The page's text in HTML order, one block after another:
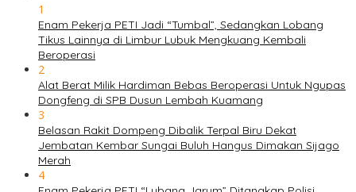
1
Enam Pekerja PETI Jadi “Tumbal”, Sedangkan Lobang
Tikus Lainnya di Limbur Lubuk Mengkuang Kembali
Beroperasi
2
Alat Berat Milik Hardiman Bebas Beroperasi Untuk Ngupas
Dongfeng di SPB Dusun Lembah Kuamang
3
Belasan Rakit Dompeng Dibalik Terpal Biru Dekat
Jembatan Kembar Sungai Buluh Hangus Dimakan Sijago
Merah
4